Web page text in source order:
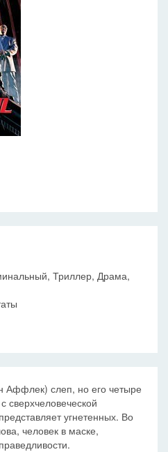
Триллер, Драма,
Аффлек) слеп, но его четыре
сверхчеловеческой
угнетенных. Во
человек в маске,